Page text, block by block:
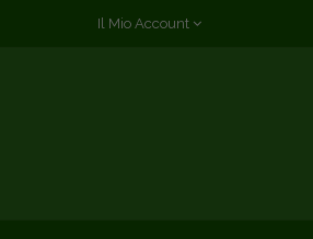
Il Mio Account